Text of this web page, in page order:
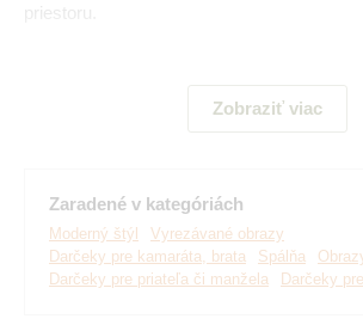
priestoru.
Hlavné výhody produktu:
Skvelý obraz nad posteľ
Jednoduchá montáž na stenu
Drevený 3 mm hrubý materiál
Zobraziť viac
Zaradené v kategóriách
Moderný štýl
Vyrezávané obrazy
Darčeky pre kamaráta, brata
Spálňa
Darčeky pre priateľa či manžela
Darčeky